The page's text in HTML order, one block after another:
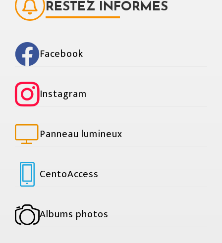
RESTEZ INFORMÉS
Facebook
Instagram
Panneau lumineux
CentoAccess
Albums photos